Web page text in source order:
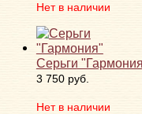
Нет в наличии
Серьги
3 750 руб.
Нет в наличии